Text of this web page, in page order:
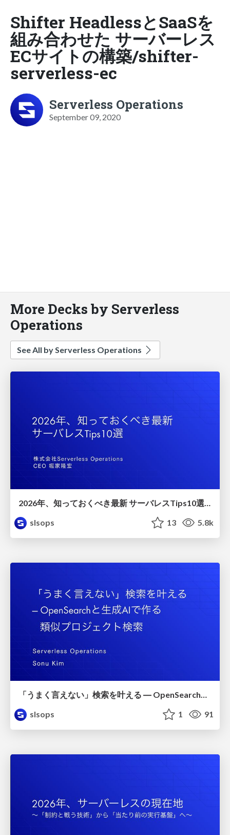
Shifter HeadlessとSaaSを
組み合わせた サーバーレス
ECサイトの構築/shifter-
serverless-ec
Serverless Operations
September 09, 2020
More Decks by Serverless
Operations
See All by Serverless Operations
2026年、知っておくべき最新 サーバレスTips10選/serverless-10-tips
slsops
13 5.8k
slsops
1 91